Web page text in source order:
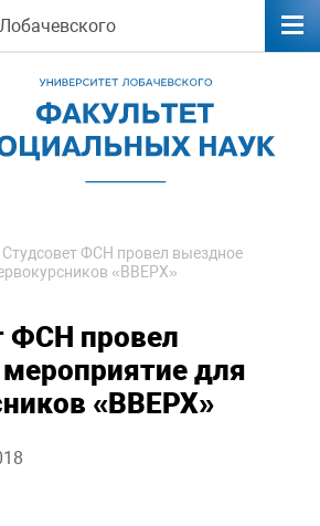
Студсовет ФСН провел выездное
«ВВЕРХ»
ФСН провел
для
«ВВЕРХ»